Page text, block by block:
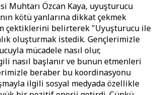
Muhtarı Özcan Kaya, uyuşturucu
kötü yanlarına dikkat çekmek
çektiklerini belirterek "Uyuşturucu ile
oluşturmak istedik. Gençlerimizle
mücadele nasıl olur,
nasıl başlanır ve bunun etmenleri
beraber bu koordinasyonu
ilgili sosyal medyada özellikle